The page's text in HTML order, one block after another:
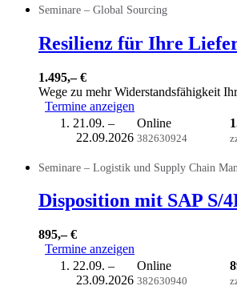
Seminare – Global Sourcing
Resilienz für Ihre
1.495,– €
Wege zu mehr Widerstandsfähigkeit
Termine anzeigen
21.09. –
22.09.2026
Online
382630924
Seminare – Logistik und Supply Chain
Disposition mit SAP S/
895,– €
Termine anzeigen
22.09. –
23.09.2026
Online
382630940